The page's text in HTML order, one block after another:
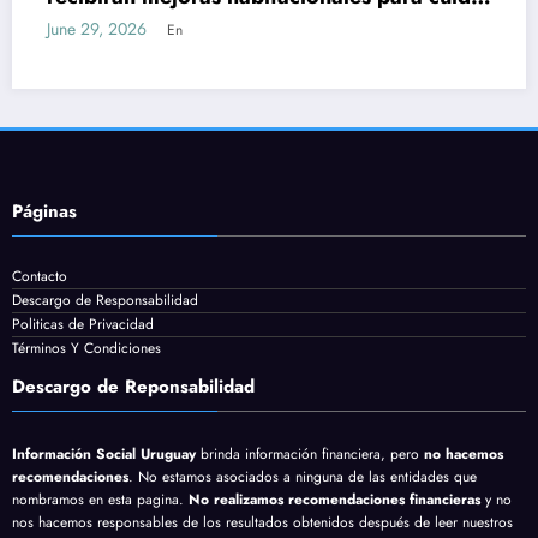
infancia
2026 En
Páginas
Contacto
Descargo de Responsabilidad
Politicas de Privacidad
Términos Y Condiciones
Descargo de Reponsabilidad
Información Social Uruguaybrinda información financiera, pero no hacemos
recomendaciones. No estamos asociados a ninguna de las entidades que
nombramos en esta pagina. No realizamos recomendaciones financierasy no
nos hacemos responsables de los resultados obtenidos después de leer nuestros